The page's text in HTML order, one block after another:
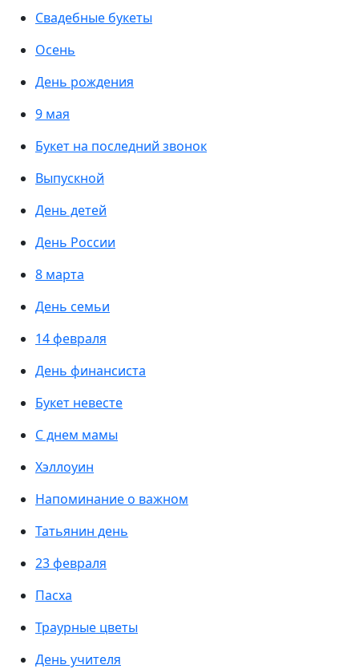
Свадебные букеты
Осень
День рождения
9 мая
Букет на последний звонок
Выпускной
День детей
День России
8 марта
День семьи
14 февраля
День финансиста
Букет невесте
С днем мамы
Хэллоуин
Напоминание о важном
Татьянин день
23 февраля
Пасха
Траурные цветы
День учителя